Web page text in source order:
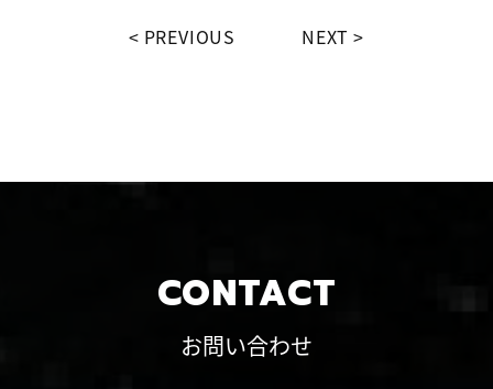
PREVIOUS NEXT
CONTACT
お問い合わせ